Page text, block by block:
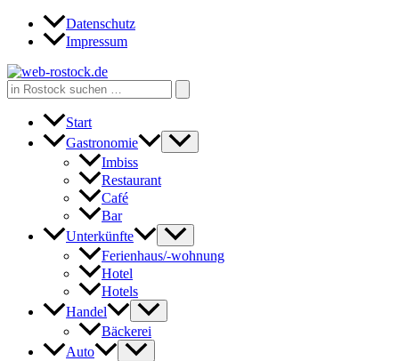
Zum
Inhalt
Datenschutz
Impressum
Search
for:
Start
Gastronomie
Imbiss
Restaurant
Café
Bar
Unterkünfte
Ferienhaus/-wohnung
Hotel
Hotels
Handel
Bäckerei
Auto